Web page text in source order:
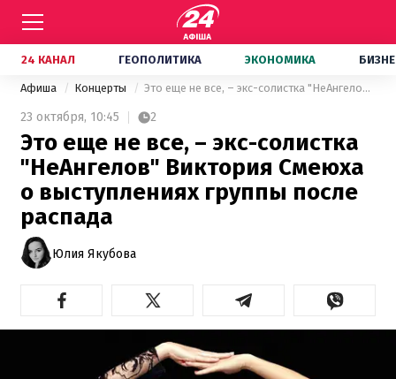
24 КАНАЛ ГЕОПОЛИТИКА ЭКОНОМИКА
Афиша Концерты Это еще не все, – экс-солистка "НеАнгелов" Виктория Смеюха о выступлениях группы после распада
23 октября, 10:45 2
Это еще не все, – экс-солистка
"НеАнгелов" Виктория Смеюха
о выступлениях группы после
распада
Юлия Якубова